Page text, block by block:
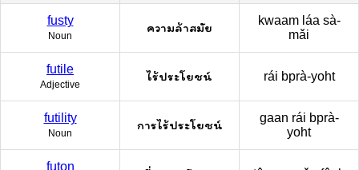
fusty
Noun
ความล้าสมัย
kwaam láa sà-
mǎi
futile
Adjective
ไร้ประโยชน์ rái bprà-yoht
futility
Noun
การไร้ประโยชน์
gaan rái bprà-
yoht
futon